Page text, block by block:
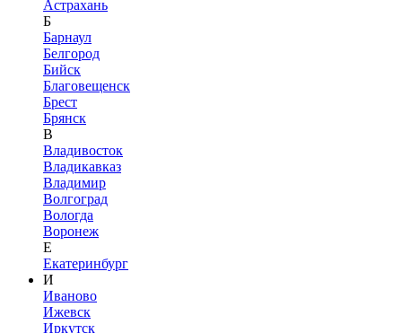
Астрахань
Б
Барнаул
Белгород
Бийск
Благовещенск
Брест
Брянск
В
Владивосток
Владикавказ
Владимир
Волгоград
Вологда
Воронеж
Е
Екатеринбург
И
Иваново
Ижевск
Иркутск